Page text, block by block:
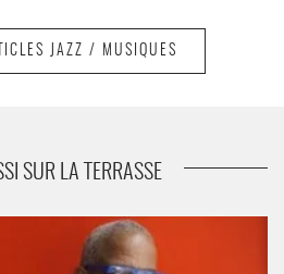
MARIA BETHÂNIA
JAZZ / MUSIQUES
SUR LA TERRASSE
Jazz / Musiques Paris new